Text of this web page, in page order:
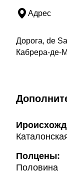
Адрес
Дорога, de
Кабрера-де-
Полцены:
Половина